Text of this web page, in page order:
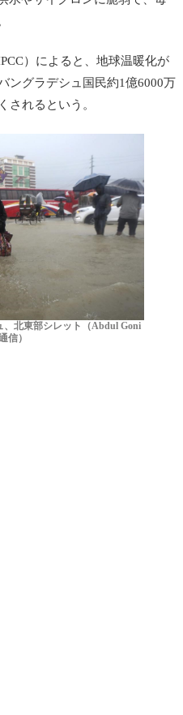
）によると、地球温暖化が
ングラデシュ国民約1億6000万
されるという。
、北東部シレット（Abdul Goni
信）